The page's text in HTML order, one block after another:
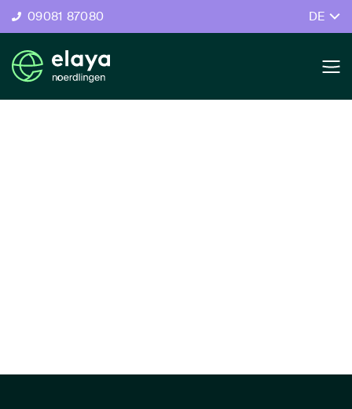
09081 87080 DE